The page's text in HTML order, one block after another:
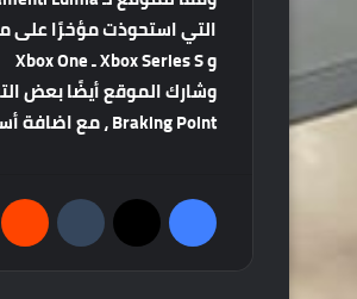
و Xbox Series S ـ Xbox One
وشارك الموقع أيضًا بعض
Braking Point ، مع اضافة أسلوب لعب جديد